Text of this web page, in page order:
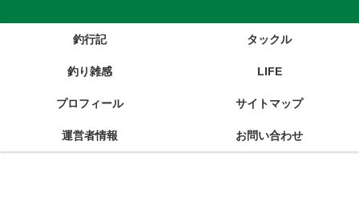
釣行記 タックル
釣り雑感 LIFE
プロフィール サイトマップ
運営者情報 お問い合わせ